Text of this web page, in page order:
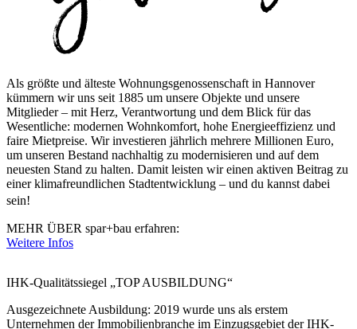
Als größte und älteste Wohnungsgenossenschaft in Hannover
kümmern wir uns seit 1885 um unsere Objekte und unsere
Mitglieder – mit Herz, Verantwortung und dem Blick für das
Wesentliche: modernen Wohnkomfort, hohe Energieeffizienz und
faire Mietpreise. Wir investieren jährlich mehrere Millionen Euro,
um unseren Bestand nachhaltig zu modernisieren und auf dem
neuesten Stand zu halten. Damit leisten wir einen aktiven Beitrag zu
einer klimafreundlichen Stadtentwicklung – und du kannst dabei
sein!
MEHR ÜBER spar+bau erfahren:
Weitere Infos
IHK-Qualitätssiegel „TOP AUSBILDUNG“
Ausgezeichnete Ausbildung: 2019 wurde uns als erstem
Unternehmen der Immobilienbranche im Einzugsgebiet der IHK-